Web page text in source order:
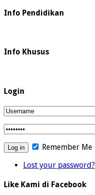
Info Pendidikan
Info Khusus
Login
Remember Me
Lost your password?
Like Kami di Facebook